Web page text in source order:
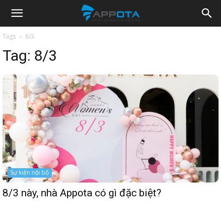
Appota
News
Tags 8/3
Tag: 8/3
Sự kiện nội bộ
8/3 này, nhà Appota có gì đặc biệt?